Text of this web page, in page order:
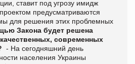
ставит под угрозу имидж
предусматриваются
для решения этих проблемных
Закона будет решена
современных
- На сегодняшний день
населения Украины